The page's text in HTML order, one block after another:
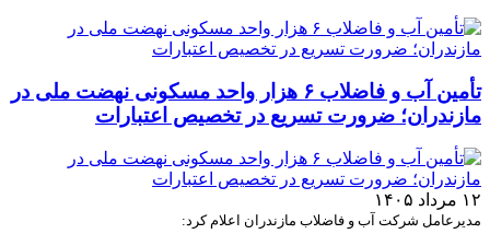
تأمین آب و فاضلاب ۶ هزار واحد مسکونی نهضت ملی در
مازندران؛ ضرورت تسریع در تخصیص اعتبارات
۱۲ مرداد ۱۴۰۵
مدیرعامل شرکت آب و فاضلاب مازندران اعلام کرد: